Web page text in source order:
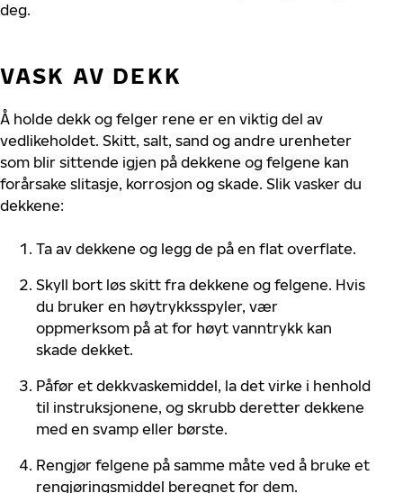
deg.
VASK AV DEKK
Å holde dekk og felger rene er en viktig del av
vedlikeholdet. Skitt, salt, sand og andre urenheter
som blir sittende igjen på dekkene og felgene kan
forårsake slitasje, korrosjon og skade. Slik vasker du
dekkene:
Ta av dekkene og legg de på en flat overflate.
Skyll bort løs skitt fra dekkene og felgene. Hvis
du bruker en høytrykksspyler, vær
oppmerksom på at for høyt vanntrykk kan
skade dekket.
Påfør et dekkvaskemiddel, la det virke i henhold
til instruksjonene, og skrubb deretter dekkene
med en svamp eller børste.
Rengjør felgene på samme måte ved å bruke et
rengjøringsmiddel beregnet for dem.